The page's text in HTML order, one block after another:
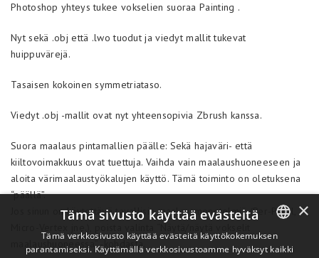
Photoshop yhteys tukee vokselien suoraa Painting .
Nyt sekä .obj että .lwo tuodut ja viedyt mallit tukevat
huippuvärejä.
Tasaisen kokoinen symmetriataso.
Viedyt .obj -mallit ovat nyt yhteensopivia Zbrush kanssa.
Suora maalaus pintamallien päälle: Sekä hajaväri- että
kiiltovoimakkuus ovat tuettuja. Vaihda vain maalaushuoneeseen ja
aloita värimaalaustyökalujen käyttö. Tämä toiminto on oletuksena
“päällä”.
Jos sinun on käytettävä tavallisia maalausmenetelmiä (Per-Pixel,
maalaushuoneessa” -kohdasta.
ENGLISH
×
Tämä sivusto käyttää evästeitä
Tämä verkkosivusto käyttää evästeitä käyttökokemuksen
parantamiseksi. Käyttämällä verkkosivustoamme hyväksyt kaikki